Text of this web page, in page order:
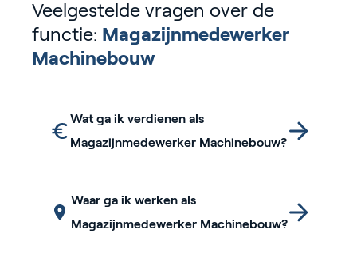
Veelgestelde vragen over de
functie: Magazijnmedewerker
Machinebouw
Wat ga ik verdienen als
Magazijnmedewerker Machinebouw?
Waar ga ik werken als
Magazijnmedewerker Machinebouw?